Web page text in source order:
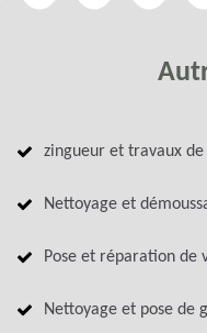
zingueur et travaux de
Nettoyage et
Pose et réparation de
Nettoyage et pose de